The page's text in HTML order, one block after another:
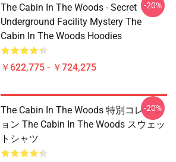
The Cabin In The Woods - Secret
Underground Facility Mystery The
Cabin In The Woods Hoodies
￥622,775 - ￥724,275
-20%
The Cabin In The Woods 特別コレクシ
ョン The Cabin In The Woods スウェッ
トシャツ
-20%